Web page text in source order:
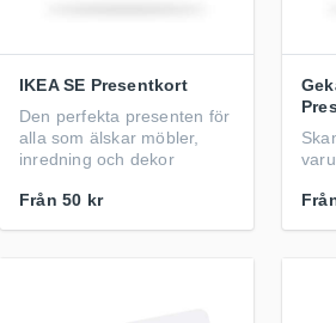
IKEA SE Presentkort
Den perfekta presenten för
alla som älskar möbler,
inredning och dekor
Från 50 kr